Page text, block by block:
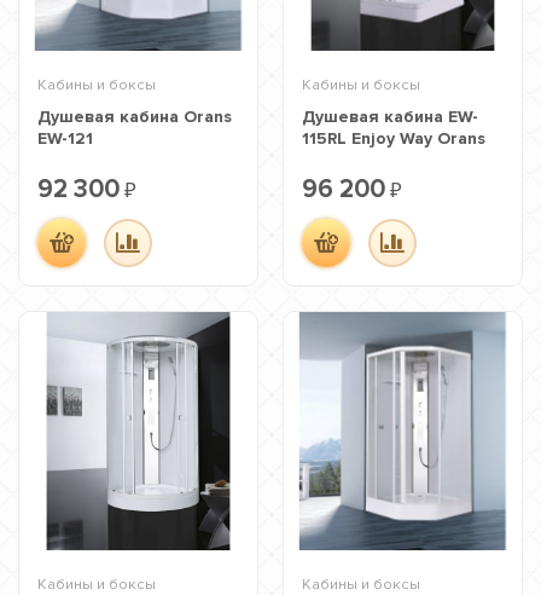
Кабины и боксы
Душевая кабина Orans
EW-121
92 300 ₽
Кабины и боксы
Душевая кабина EW-
115RL Enjoy Way Orans
96 200 ₽
Кабины и боксы Кабины и боксы